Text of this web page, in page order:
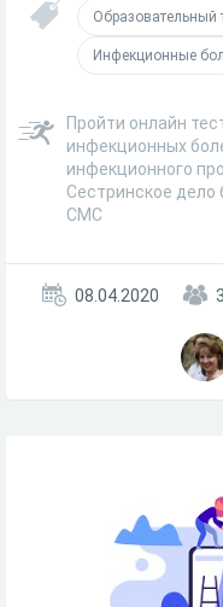
Образовательный
Инфекционные
Пройти онлайн
инфекционных
инфекционного
Сестринское дело
СМС
08.04.2020